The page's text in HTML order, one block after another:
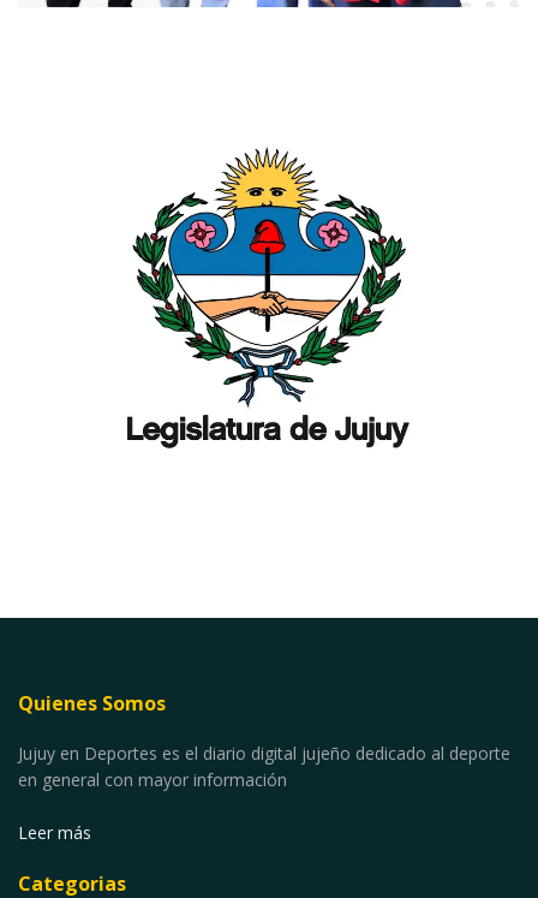
Quienes Somos
Jujuy en Deportes es el diario digital jujeño dedicado al deporte
en general con mayor información
Leer más
Categorias